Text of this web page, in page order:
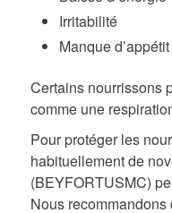
Irritabilité
Manque d’appétit
Certains nourrissons
comme une
Pour protéger les
habituellement de
(BEYFORTUSMC)
Nous